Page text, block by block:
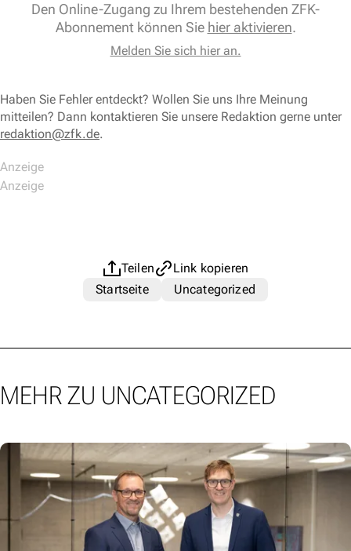
Den Online-Zugang zu Ihrem bestehenden ZFK-
Abonnement können Sie hier aktivieren.
Melden Sie sich hier an.
Haben Sie Fehler entdeckt? Wollen Sie uns Ihre Meinung
mitteilen? Dann kontaktieren Sie unsere Redaktion gerne unter
redaktion@zfk.de.
Teilen
Link kopieren
Startseite
Uncategorized
MEHR ZU UNCATEGORIZED